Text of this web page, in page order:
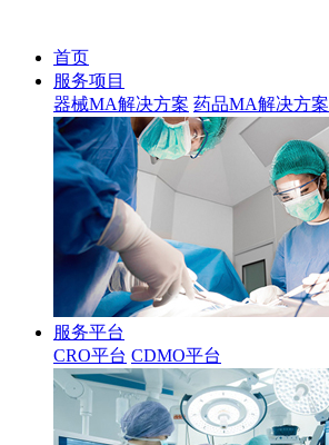
首页
服务项目
器械MA解决方案 药品MA解决方案
服务平台
CRO平台 CDMO平台